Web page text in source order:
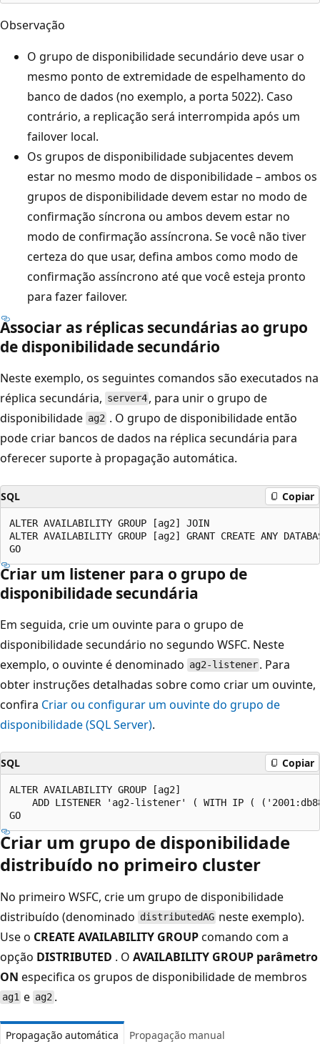
Observação
O grupo de disponibilidade secundário deve usar o
mesmo ponto de extremidade de espelhamento do
banco de dados (no exemplo, a porta 5022). Caso
contrário, a replicação será interrompida após um
failover local.
Os grupos de disponibilidade subjacentes devem
estar no mesmo modo de disponibilidade – ambos os
grupos de disponibilidade devem estar no modo de
confirmação síncrona ou ambos devem estar no
modo de confirmação assíncrona. Se você não tiver
certeza do que usar, defina ambos como modo de
confirmação assíncrono até que você esteja pronto
para fazer failover.
Associar as réplicas secundárias ao grupo
de disponibilidade secundário
Neste exemplo, os seguintes comandos são executados na
réplica secundária, server4 , para unir o grupo de
disponibilidade ag2 . O grupo de disponibilidade então
pode criar bancos de dados na réplica secundária para
oferecer suporte à propagação automática.
SQL Copiar
ALTER AVAILABILITY GROUP [ag2] JOIN
ALTER AVAILABILITY GROUP [ag2] GRANT CREATE ANY
Criar um listener para o grupo de
disponibilidade secundária
Em seguida, crie um ouvinte para o grupo de
disponibilidade secundário no segundo WSFC. Neste
exemplo, o ouvinte é denominado ag2-listener . Para
obter instruções detalhadas sobre como criar um ouvinte,
confira Criar ou configurar um ouvinte do grupo de
disponibilidade (SQL Server).
SQL Copiar
ALTER AVAILABILITY GROUP [ag2]
ADD LISTENER 'ag2-listener' ( WITH IP (
Criar um grupo de disponibilidade
distribuído no primeiro cluster
No primeiro WSFC, crie um grupo de disponibilidade
distribuído (denominado distributedAG neste exemplo).
Use o CREATE AVAILABILITY GROUPcomando com a
opção DISTRIBUTED . O AVAILABILITY GROUP parâmetro
ON especifica os grupos de disponibilidade de membros
ag1 e ag2.
Propagação automática Propagação manual